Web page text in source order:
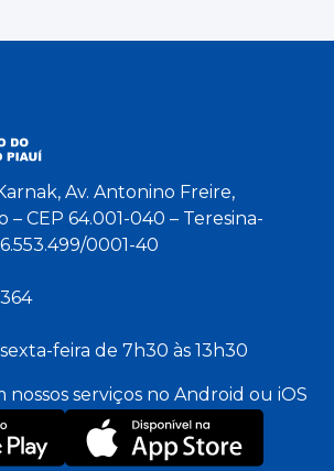
Av. Antonino Freire,
– CEP 64.001-040 – Teresina-
0001-40
feira de 7h30 às 13h30
nossos serviços no Android ou iOS